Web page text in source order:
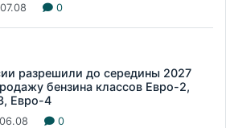
0
разрешили до середины 2027
бензина классов Евро-2,
Евро-4
0